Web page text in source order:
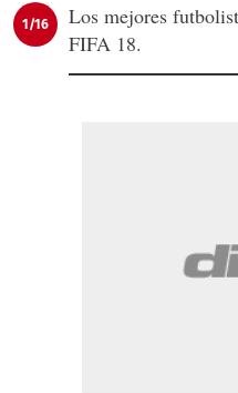
1/16
Los mejores
FIFA 18.